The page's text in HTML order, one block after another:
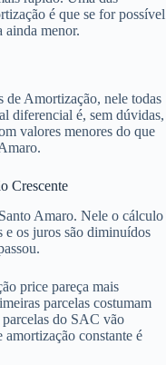
é que se for possível
ainda menor.
de Amortização, nele todas
diferencial é, sem dúvidas,
valores menores do que
Crescente
Amaro. Nele o cálculo
e os juros são diminuídos
price pareça mais
parcelas costumam
parcelas do SAC vão
constante é